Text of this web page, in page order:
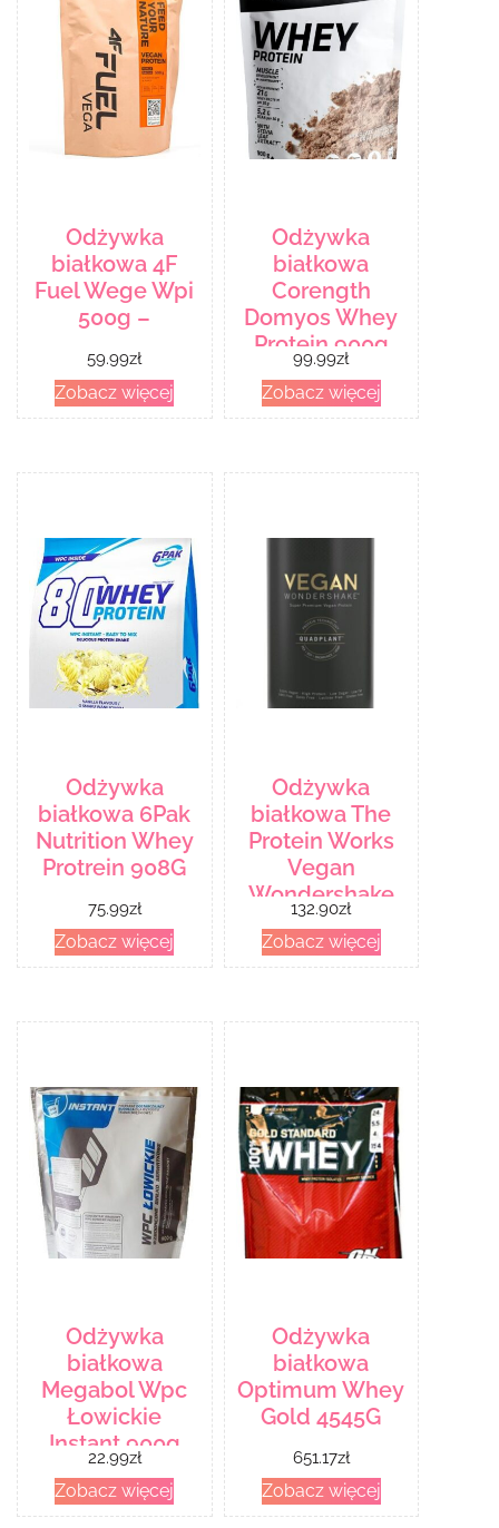
Odżywka
białkowa 4F
Fuel Wege Wpi
500g –
59.99zł
Zobacz więcej
Odżywka
białkowa
Corength
Domyos Whey
Protein 900g
99.99zł
Zobacz więcej
Odżywka
białkowa 6Pak
Nutrition Whey
Protrein 908G
75.99zł
Zobacz więcej
Odżywka
białkowa The
Protein Works
Vegan
Wondershake
750g
132.90zł
Zobacz więcej
Odżywka
białkowa
Megabol Wpc
Łowickie
Instant 900g
22.99zł
Zobacz więcej
Odżywka
białkowa
Optimum Whey
Gold 4545G
651.17zł
Zobacz więcej